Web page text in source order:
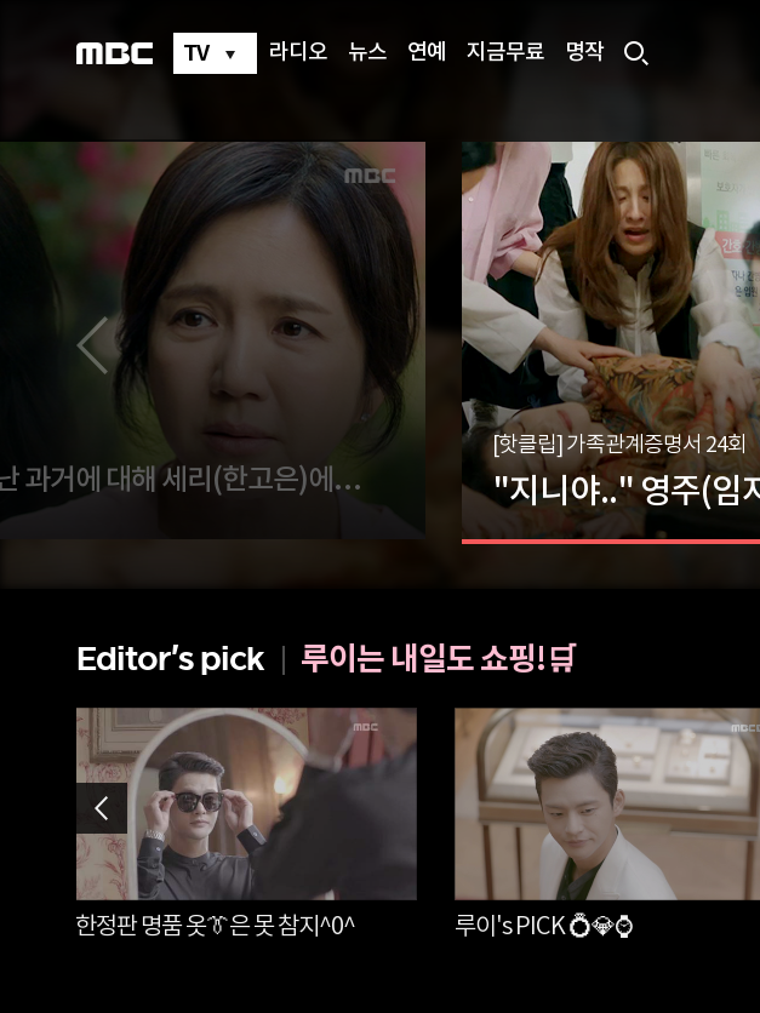
TV 라디오 뉴스 연예 지금무료 명작
"내가 잘못했어" 지난 과거에 대해 세리(한고은)에 사과하는 영주(임지은)
[핫클립] 가족관계증명서 24회
Editor's pick 루이는 내일도 쇼핑!🛒
한정판 명품 옷👔은 못 참지^0^ 루이's PICK 💍💎⌚